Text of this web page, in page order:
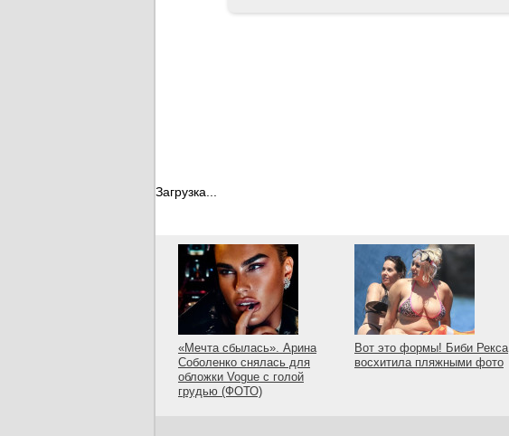
Загрузка...
«Мечта сбылась». Арина
Соболенко снялась для
обложки Vogue с голой
грудью (ФОТО)
Вот это формы! Биби Рекса
восхитила пляжными фото